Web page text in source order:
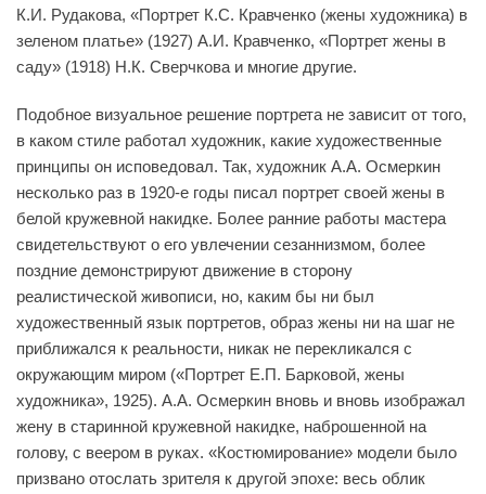
К.И. Рудакова, «Портрет К.С. Кравченко (жены художника) в
зеленом платье» (1927) А.И. Кравченко, «Портрет жены в
саду» (1918) Н.К. Сверчкова и многие другие.
Подобное визуальное решение портрета не зависит от того,
в каком стиле работал художник, какие художественные
принципы он исповедовал. Так, художник А.А. Осмеркин
несколько раз в 1920-е годы писал портрет своей жены в
белой кружевной накидке. Более ранние работы мастера
свидетельствуют о его увлечении сезаннизмом, более
поздние демонстрируют движение в сторону
реалистической живописи, но, каким бы ни был
художественный язык портретов, образ жены ни на шаг не
приближался к реальности, никак не перекликался с
окружающим миром («Портрет Е.П. Барковой, жены
художника», 1925). А.А. Осмеркин вновь и вновь изображал
жену в старинной кружевной накидке, наброшенной на
голову, с веером в руках. «Костюмирование» модели было
призвано отослать зрителя к другой эпохе: весь облик